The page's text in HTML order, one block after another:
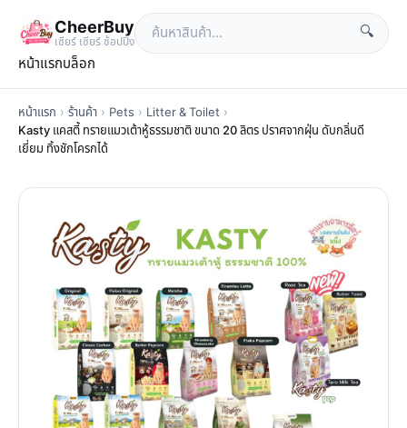
CheerBuy
เซียร์ เซียร์ ช้อปปิ้ง
🔍
หน้าแรกบล็อก
หน้าแรก › ร้านค้า › Pets › Litter & Toilet ›
Kasty แคสตี้ ทรายแมวเต้าหู้ธรรมชาติ ขนาด 20 ลิตร ปราศจากฝุ่น ดับกลิ่นดี
เยี่ยม ทิ้งชักโครกได้